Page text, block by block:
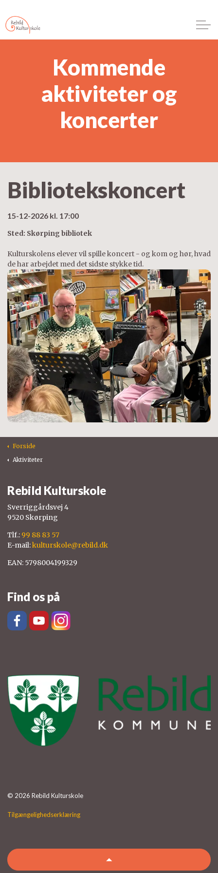
Kommende
aktiviteter og
koncerter
Bibliotekskoncert
15-12-2026 kl. 17:00
Sted: Skørping bibliotek
Kulturskolens elever vil spille koncert - og kom og hør, hvad
de har arbejdet med det sidste stykke tid.
Forside
Aktiviteter
Rebild Kulturskole
Sverriggårdsvej 4
9520 Skørping
Tlf.: 99 88 83 57
E-mail:kulturskole@rebild.dk
EAN: 5798004199329
Find os på
© 2026 Rebild Kulturskole
Tilgængelighedserklæring